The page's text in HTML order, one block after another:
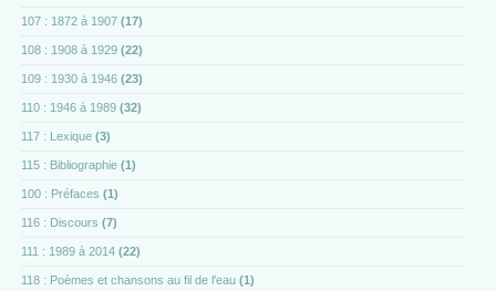
107 : 1872 à 1907 (17)
108 : 1908 à 1929 (22)
109 : 1930 à 1946 (23)
110 : 1946 à 1989 (32)
117 : Lexique (3)
115 : Bibliographie (1)
100 : Préfaces (1)
116 : Discours (7)
111 : 1989 à 2014 (22)
118 : Poèmes et chansons au fil de l'eau (1)